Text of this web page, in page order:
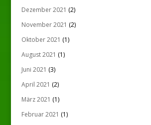
Dezember 2021 (2)
November 2021 (2)
Oktober 2021 (1)
August 2021 (1)
Juni 2021 (3)
April 2021 (2)
März 2021 (1)
Februar 2021 (1)